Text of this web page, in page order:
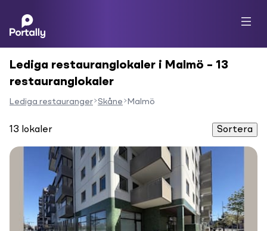
Lediga restauranglokaler i Malmö – 13
restauranglokaler
Lediga restauranger Skåne Malmö
13 lokaler Sortera